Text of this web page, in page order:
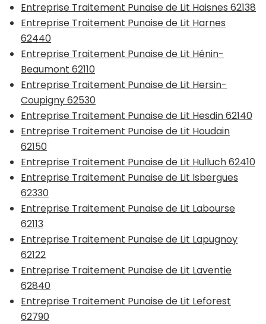
Entreprise Traitement Punaise de Lit Haisnes 62138
Entreprise Traitement Punaise de Lit Harnes
62440
Entreprise Traitement Punaise de Lit Hénin-
Beaumont 62110
Entreprise Traitement Punaise de Lit Hersin-
Coupigny 62530
Entreprise Traitement Punaise de Lit Hesdin 62140
Entreprise Traitement Punaise de Lit Houdain
62150
Entreprise Traitement Punaise de Lit Hulluch 62410
Entreprise Traitement Punaise de Lit Isbergues
62330
Entreprise Traitement Punaise de Lit Labourse
62113
Entreprise Traitement Punaise de Lit Lapugnoy
62122
Entreprise Traitement Punaise de Lit Laventie
62840
Entreprise Traitement Punaise de Lit Leforest
62790